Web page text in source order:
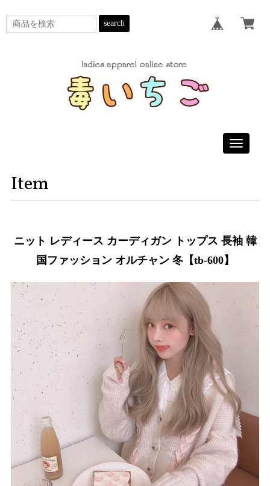
search
Toggle
Item
ニット レディース カーディガン トップス 長袖 韓
国ファッション オルチャン 冬【tb-600】